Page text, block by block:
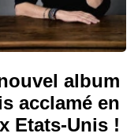
album
acclamé en
Etats-Unis !